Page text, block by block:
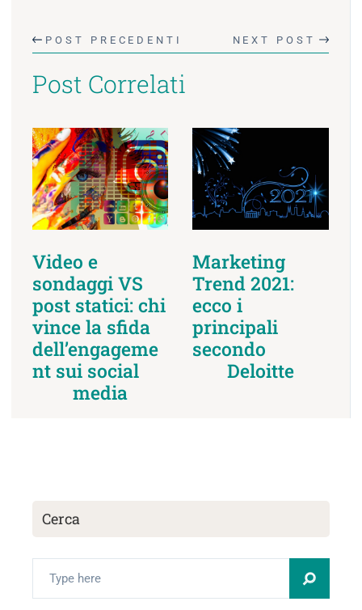
POST PRECEDENTI NEXT POST
Post Correlati
Video e
sondaggi VS
post statici: chi
vince la sfida
dell’engageme
nt sui social
media
Marketing
Trend 2021:
ecco i
principali
secondo
Deloitte
Cerca